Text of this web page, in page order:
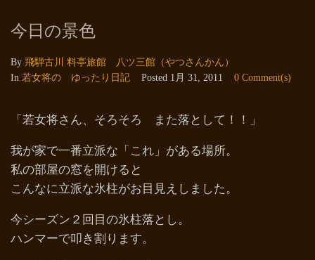
今日の景色
By 飛騨古川 料亭旅館 八ツ三館（やつさんかん）
In 若女将の ゆったり日記 Posted 1月 31, 2011 0 Comment(s)
「若女将さん、そろそろ また落として！！」
我が家で一番立派な「これ」がある場所。
私の部屋の窓を開けると
こんなに立派な氷柱がお目見えしました。
今シーズン２回目の氷柱落とし。
ハンマーで叩き割ります。